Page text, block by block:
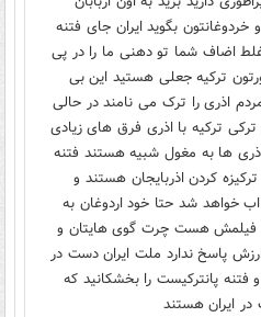
بگوید ایران جای فتنه
اضاف شما تو دهنی ما را در پی
ترکیه جعلی هستید این بی
اذری را ترک می نامند در حالی
ترکیه با اذری فرق های زیادی
ها به مغول شبیه هستند فتنه
کردن اذربایجان هستند و
خواهد شد حتا خود اردوغان به
فیلمش هست چرت گوی هایتان و
پاسخ ندارد ملت ایران دست در
پانترکیست را بخشکانید که
در ایران هستند